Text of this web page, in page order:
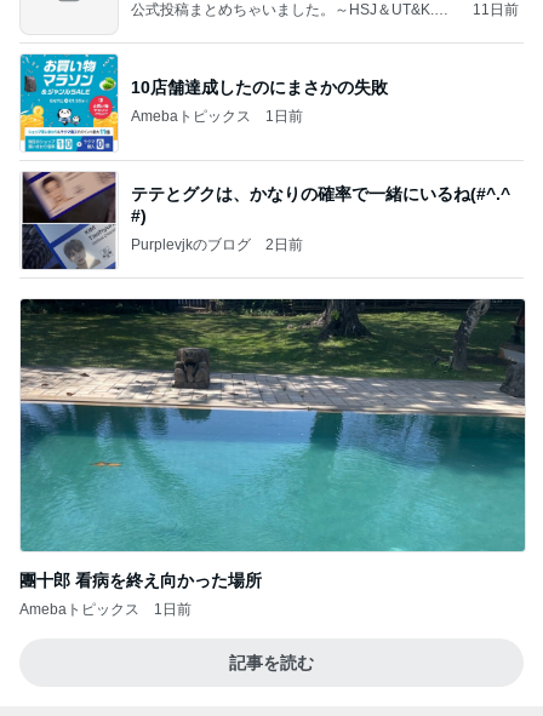
公式投稿まとめちゃいました。～HSJ＆UT&K.O.
11日前
10店舗達成したのにまさかの失敗
Amebaトピックス 1日前
テテとグクは、かなりの確率で一緒にいるね(#^.^
#)
Purplevjkのブログ 2日前
團十郎 看病を終え向かった場所
Amebaトピックス 1日前
記事を読む